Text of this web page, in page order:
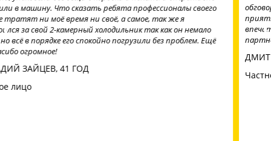
обговорена заранее и не было лишних проплат. Понравилось
приятное отношение к клиенту, да и к выполнению задач, мои
впечатления только положительные, буду советовать Вас
партнёрам.
ДМИТРИЙ ФИЛАТОВ, 40 ЛЕТ
Частное лицо